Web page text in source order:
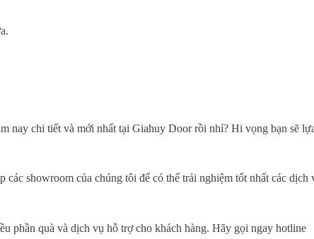
nay chi tiết và mới nhất tại Giahuy Door rồi nhỉ? Hi vọng bạn sẽ
showroom của chúng tôi để có thể trải nghiệm tốt nhất các dịch
phần quà và dịch vụ hỗ trợ cho khách hàng. Hãy gọi ngay hotline